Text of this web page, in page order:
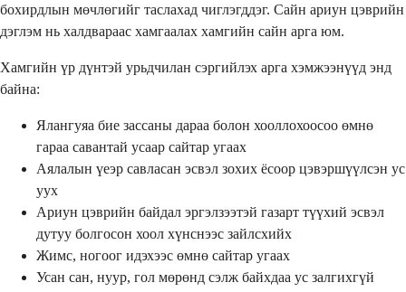
бохирдлын мөчлөгийг таслахад чиглэгддэг. Сайн ариун цэврийн
дэглэм нь халдвараас хамгаалах хамгийн сайн арга юм.
Хамгийн үр дүнтэй урьдчилан сэргийлэх арга хэмжээнүүд энд
байна:
Ялангуяа бие зассаны дараа болон хооллохоосоо өмнө
гараа савантай усаар сайтар угаах
Аялалын үеэр савласан эсвэл зохих ёсоор цэвэршүүлсэн ус
уух
Ариун цэврийн байдал эргэлзээтэй газарт түүхий эсвэл
дутуу болгосон хоол хүнснээс зайлсхийх
Жимс, ногоог идэхээс өмнө сайтар угаах
Усан сан, нуур, гол мөрөнд сэлж байхдаа ус залгихгүй